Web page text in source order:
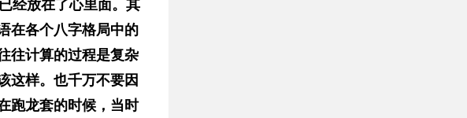
经放在了心里面。其
在各个八字格局中的
往计算的过程是复杂
这样。也千万不要因
跑龙套的时候，当时